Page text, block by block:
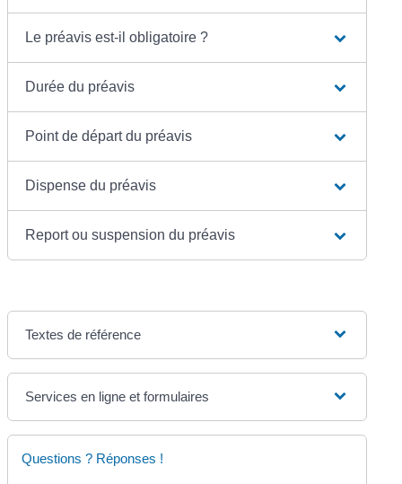
Le préavis est-il obligatoire ?
Durée du préavis
Point de départ du préavis
Dispense du préavis
Report ou suspension du préavis
Textes de référence
Services en ligne et formulaires
Questions ? Réponses !